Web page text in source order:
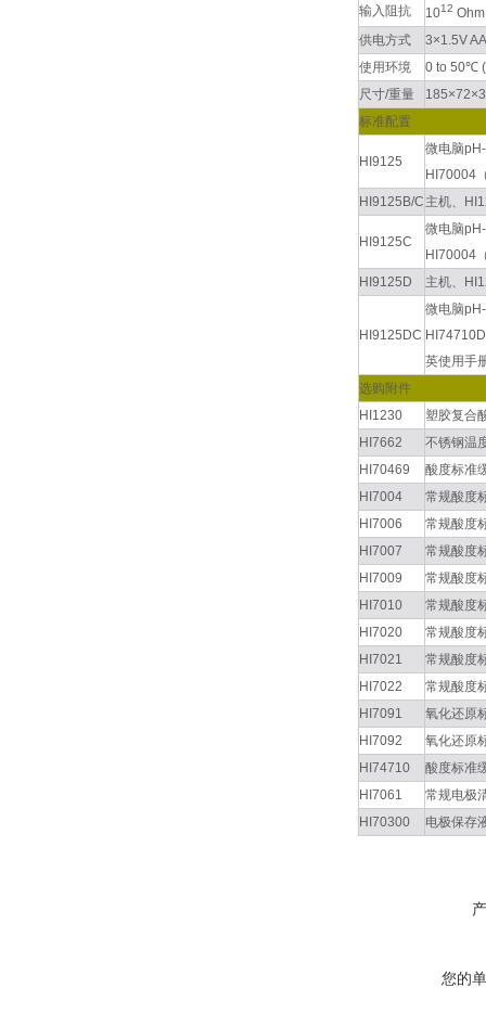
输入阻抗
1012 Ohm
供电方式
3×1.5V
使用环境
0 to 50℃
尺寸/重量
标准配置
HI9125
微电脑
HI70004
HI9125B/C 主机、
HI9125C
微电脑
HI70004
HI9125D
主机、
HI9125DC
微电脑
英使用手
选购附件
HI1230
塑胶复合
HI7662
不锈钢温
HI70469
酸度标准
HI7004
常规酸度
HI7006
常规酸度
HI7007
常规酸度
HI7009
常规酸度
HI7010
常规酸度
HI7020
常规酸度
HI7021
常规酸度
HI7022
常规酸度
HI7091
氧化还原
HI7092
氧化还原
HI74710
酸度标准
HI7061
常规电极
HI70300
电极保存
您的